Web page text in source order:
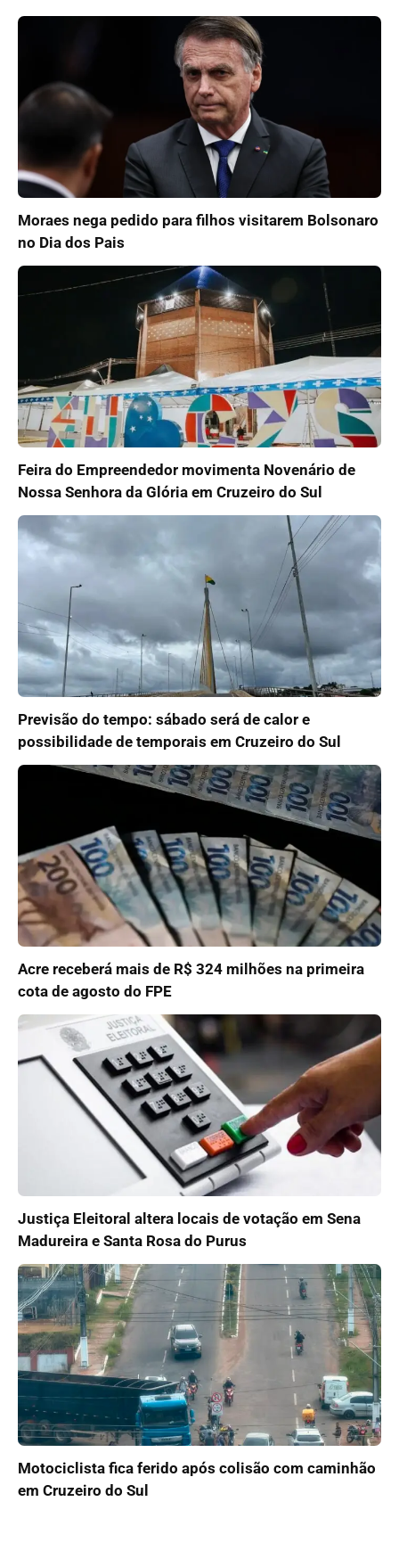
Moraes nega pedido para filhos visitarem Bolsonaro
no Dia dos Pais
Feira do Empreendedor movimenta Novenário de
Nossa Senhora da Glória em Cruzeiro do Sul
Previsão do tempo: sábado será de calor e
possibilidade de temporais em Cruzeiro do Sul
Acre receberá mais de R$ 324 milhões na primeira
cota de agosto do FPE
Justiça Eleitoral altera locais de votação em Sena
Madureira e Santa Rosa do Purus
Motociclista fica ferido após colisão com caminhão
em Cruzeiro do Sul